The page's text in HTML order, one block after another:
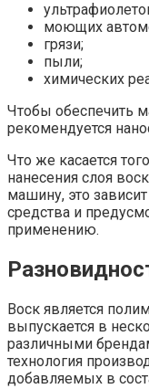
моющих
грязи;
пыли;
химических
Чтобы обеспечить
рекомендуется
Что же касается
нанесения слоя
машину, это
средства и
применению.
Воск является
выпускается в
различными
технология
добавляемых в